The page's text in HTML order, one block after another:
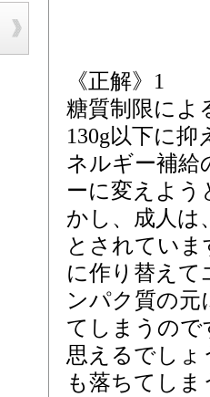
《正解》1
糖質制限によ
130g以下に
ネルギー補給
ーに変えよう
かし、成人は
とされていま
に作り替えて
ンパク質の
てしまうので
思えるでしょ
も落ちてし